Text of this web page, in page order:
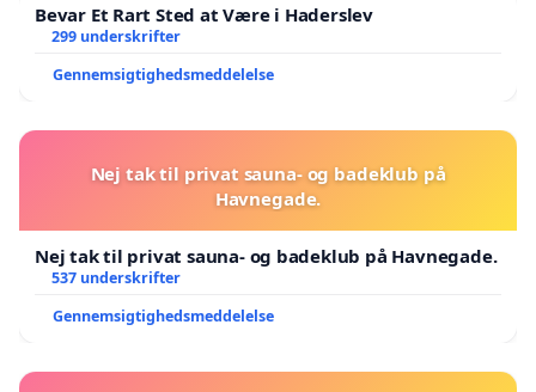
Bevar Et Rart Sted at Være i Haderslev
299 underskrifter
Gennemsigtighedsmeddelelse
Nej tak til privat sauna- og badeklub på
Havnegade.
Nej tak til privat sauna- og badeklub på Havnegade.
537 underskrifter
Gennemsigtighedsmeddelelse